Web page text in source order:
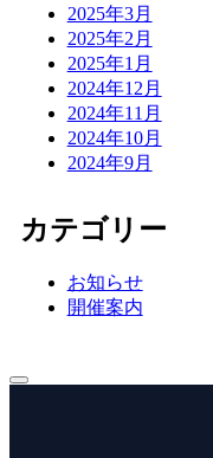
2025年3月
2025年2月
2025年1月
2024年12月
2024年11月
2024年10月
2024年9月
カテゴリー
お知らせ
開催案内